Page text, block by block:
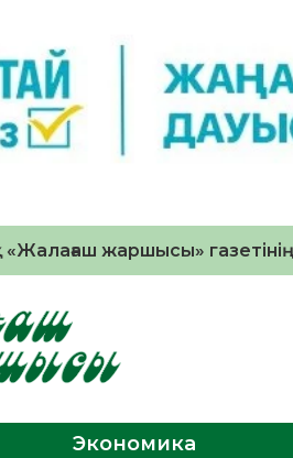
жаршысы»
Экономика